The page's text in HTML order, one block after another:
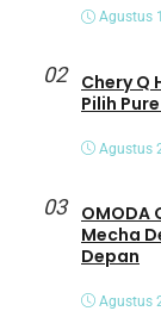
Agustus
02
Chery Q
Pilih
Agustus
03
OMODA
Mecha
Depan
Agustus